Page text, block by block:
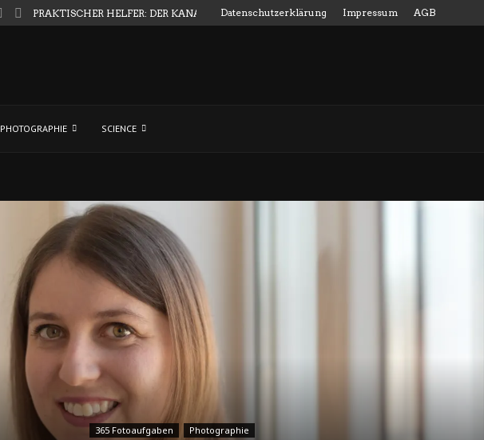
PRAKTISCHER HELFER: DER KANALMESSSTABDatenschutzerklärung Impressum AGB
PHOTOGRAPHIE SCIENCE
365 Fotoaufgaben Photographie